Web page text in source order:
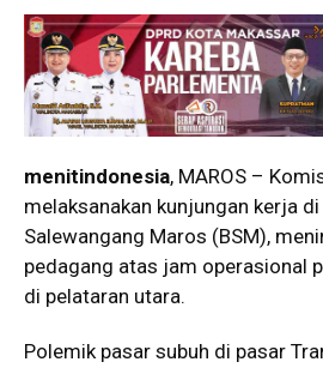
menitindonesia, MAROS –
melaksanakan kunjungan kerja
Salewangang Maros (BSM),
pedagang atas jam operasional
di pelataran utara.
Polemik pasar subuh di pasar